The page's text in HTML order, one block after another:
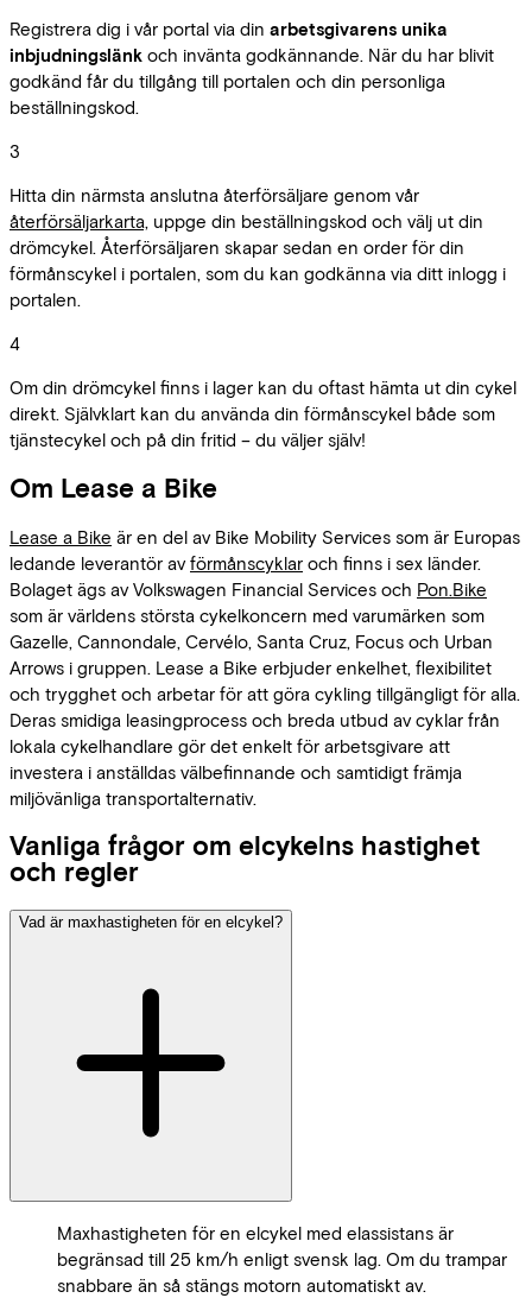
Registrera dig i vår portal via din arbetsgivarens unika
inbjudningslänk och invänta godkännande. När du har blivit
godkänd får du tillgång till portalen och din personliga
beställningskod.
3
Hitta din närmsta anslutna återförsäljare genom vår
återförsäljarkarta, uppge din beställningskod och välj ut din
drömcykel. Återförsäljaren skapar sedan en order för din
förmånscykel i portalen, som du kan godkänna via ditt inlogg i
portalen.
4
Om din drömcykel finns i lager kan du oftast hämta ut din cykel
direkt. Självklart kan du använda din förmånscykel både som
tjänstecykel och på din fritid – du väljer själv!
Om Lease a Bike
Lease a Bike är en del av Bike Mobility Services som är Europas
ledande leverantör avförmånscyklar och finns i sex länder.
Bolaget ägs av Volkswagen Financial Services och Pon.Bike
som är världens största cykelkoncern med varumärken som
Gazelle, Cannondale, Cervélo, Santa Cruz, Focus och Urban
Arrows i gruppen. Lease a Bike erbjuder enkelhet, flexibilitet
och trygghet och arbetar för att göra cykling tillgängligt för alla.
Deras smidiga leasingprocess och breda utbud av cyklar från
lokala cykelhandlare gör det enkelt för arbetsgivare att
investera i anställdas välbefinnande och samtidigt främja
miljövänliga transportalternativ.
Vanliga frågor om elcykelns hastighet
och regler
Vad är maxhastigheten för en elcykel?
Maxhastigheten för en elcykel med elassistans är
begränsad till 25 km/h enligt svensk lag. Om du trampar
snabbare än så stängs motorn automatiskt av.